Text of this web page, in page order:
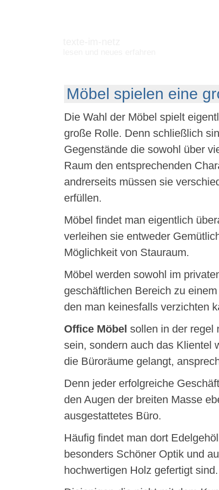
Möbel spielen eine
Die Wahl der Möbel spielt
große Rolle. Denn schließlich
Gegenstände die sowohl über
Raum den entsprechenden
andrerseits müssen sie
erfüllen.
Möbel findet man eigentlich
verleihen sie entweder
Möglichkeit von Stauraum.
Möbel werden sowohl im
geschäftlichen Bereich zu
den man keinesfalls verzichten
Office Möbel sollen in der regel
sein, sondern auch das Klientel
die Büroräume gelangt,
Denn jeder erfolgreiche
den Augen der breiten Masse
ausgestattetes Büro.
Häufig findet man dort
besonders Schöner Optik und
hochwertigen Holz gefertigt sind.